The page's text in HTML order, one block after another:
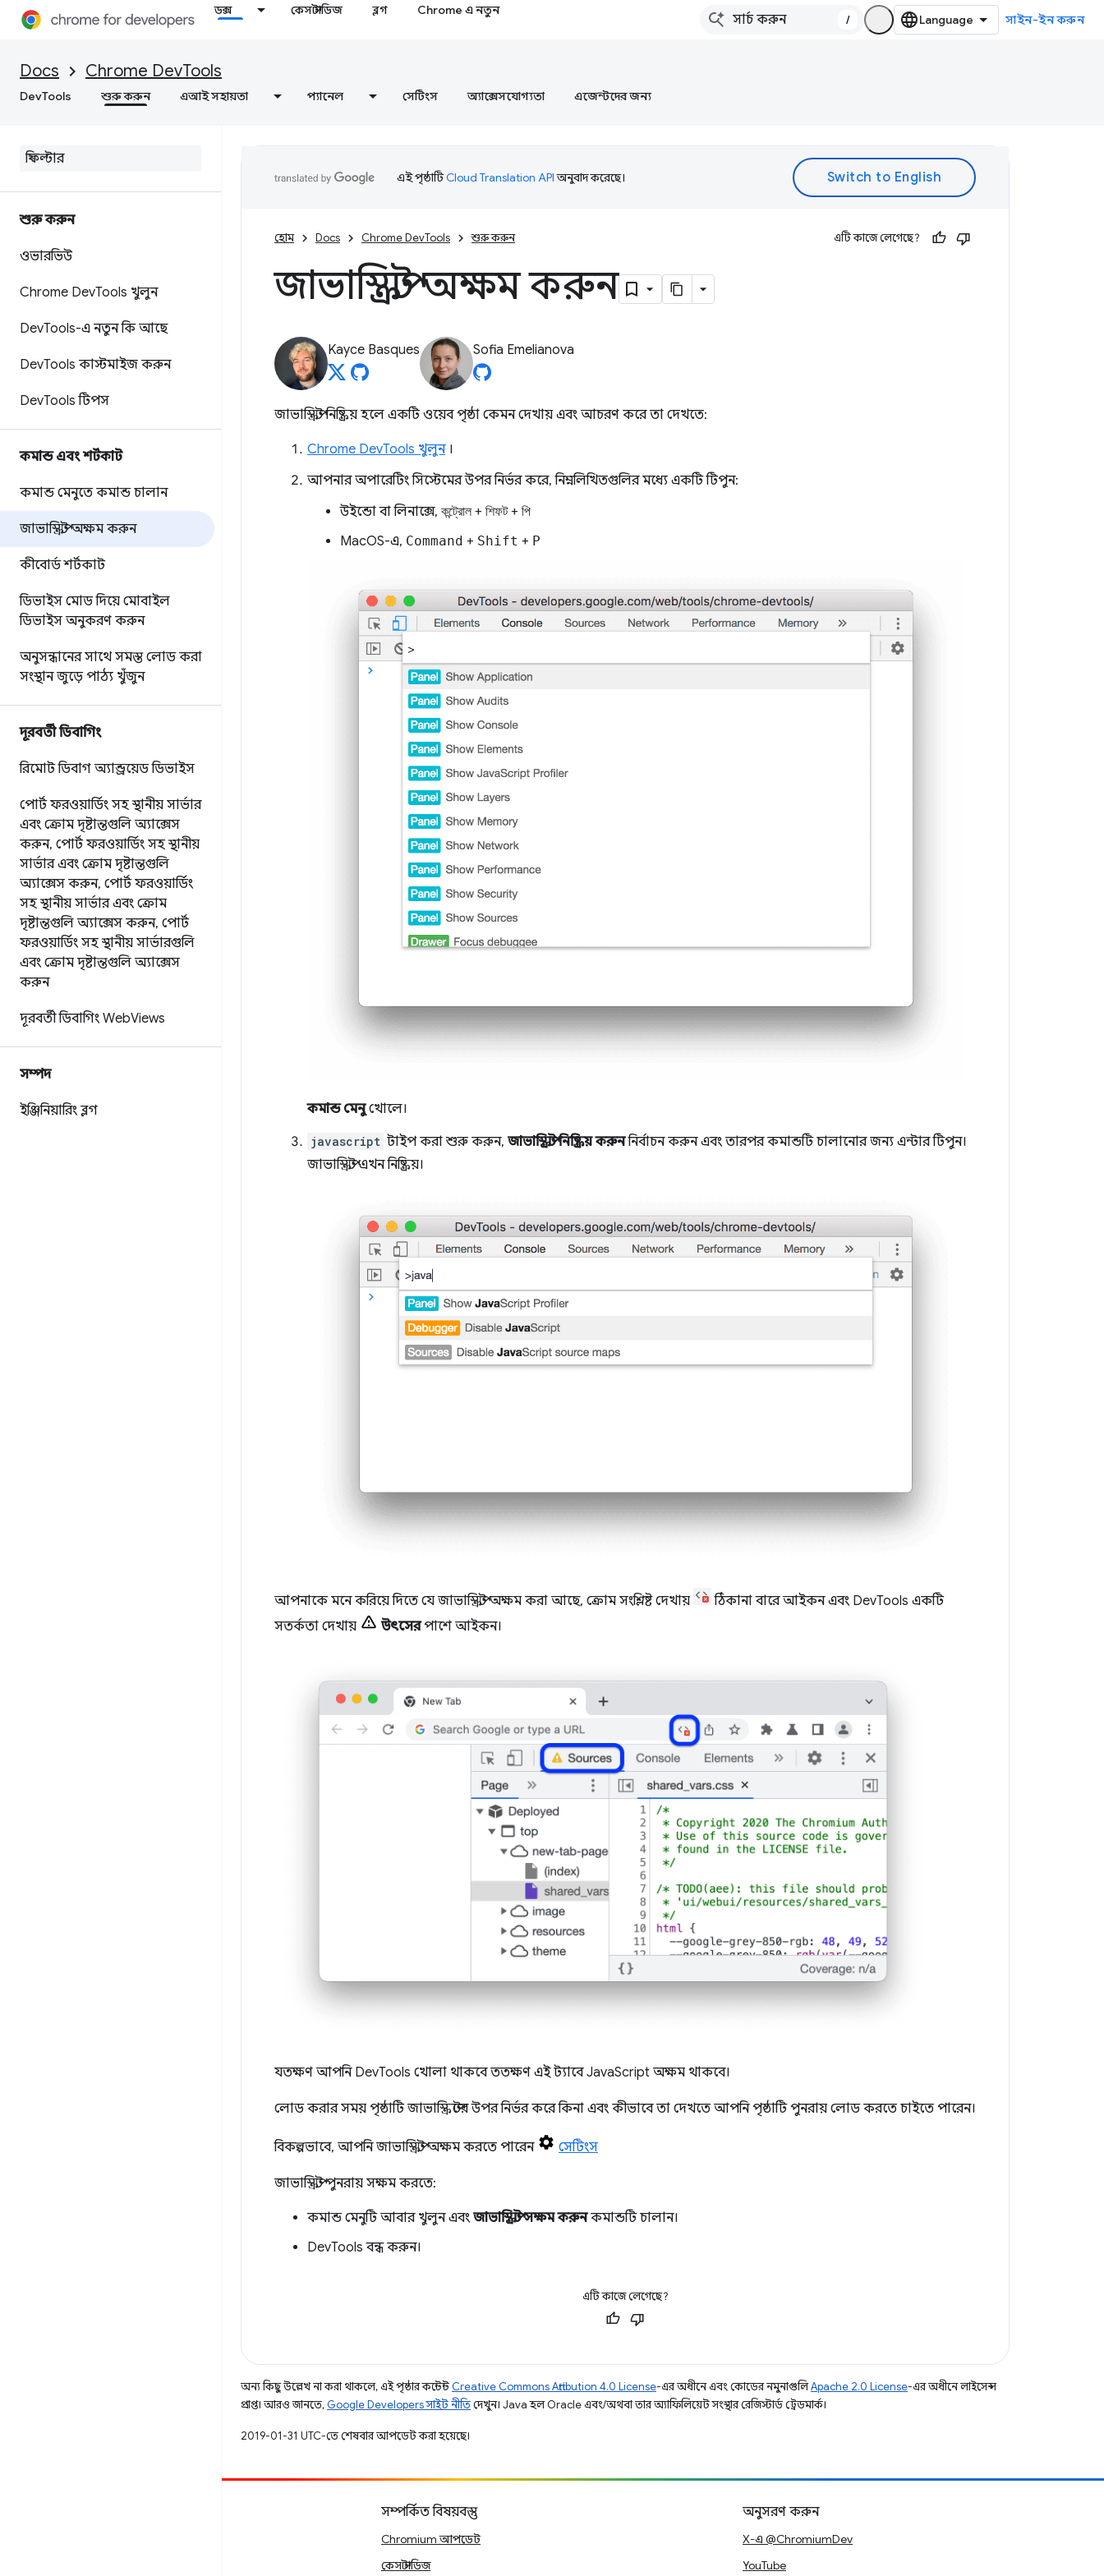
ডক্স কেস স্টাডিজ ব্লগ Chrome এ নতুন
/ সাইন-ইন করুন
Docs Chrome DevTools
DevTools শুরু করুন এআই সহায়তা প্যানেল সেটিংস অ্যাক্সেসযোগ্যতা এজেন্টদের জন্য
শুরু করুন
ওভারভিউ
Chrome DevTools খুলুন
DevTools-এ নতুন কি আছে
DevTools কাস্টমাইজ করুন
DevTools টিপস
কমান্ড এবং শর্টকাট
কমান্ড মেনুতে কমান্ড চালান
জাভাস্ক্রিপ্ট অক্ষম করুন
কীবোর্ড শর্টকাট
ডিভাইস মোড দিয়ে মোবাইল
ডিভাইস অনুকরণ করুন
অনুসন্ধানের সাথে সমস্ত লোড করা
সংস্থান জুড়ে পাঠ্য খুঁজুন
দূরবর্তী ডিবাগিং
রিমোট ডিবাগ অ্যান্ড্রয়েড ডিভাইস
পোর্ট ফরওয়ার্ডিং সহ স্থানীয় সার্ভার
এবং ক্রোম দৃষ্টান্তগুলি অ্যাক্সেস
করুন, পোর্ট ফরওয়ার্ডিং সহ স্থানীয়
সার্ভার এবং ক্রোম দৃষ্টান্তগুলি
অ্যাক্সেস করুন, পোর্ট ফরওয়ার্ডিং
সহ স্থানীয় সার্ভার এবং ক্রোম
দৃষ্টান্তগুলি অ্যাক্সেস করুন, পোর্ট
ফরওয়ার্ডিং সহ স্থানীয় সার্ভারগুলি
এবং ক্রোম দৃষ্টান্তগুলি অ্যাক্সেস
করুন
দূরবর্তী ডিবাগিং WebViews
সম্পদ
ইঞ্জিনিয়ারিং ব্লগ
এই পৃষ্ঠাটিCloud Translation APIঅনুবাদ করেছে।
হোম Docs Chrome DevTools শুরু করুন এটি কাজে লেগেছে?
জাভাস্ক্রিপ্ট অক্ষম করুন
Kayce Basques Sofia Emelianova
জাভাস্ক্রিপ্ট নিষ্ক্রিয় হলে একটি ওয়েব পৃষ্ঠা কেমন দেখায় এবং আচরণ করে তা দেখতে:
Chrome DevTools খুলুন।
আপনার অপারেটিং সিস্টেমের উপর নির্ভর করে, নিম্নলিখিতগুলির মধ্যে একটি টিপুন:
উইন্ডো বা লিনাক্সে, কন্ট্রোল + শিফট+ পি
MacOS-এ, Command + Shift + P
কমান্ড মেনুখোলে।
javascript টাইপ করা শুরু করুন, জাভাস্ক্রিপ্ট নিষ্ক্রিয় করুননির্বাচন করুন এবং তারপর কমান্ডটি চালানোর জন্য এন্টার টিপুন।
জাভাস্ক্রিপ্ট এখন নিষ্ক্রিয়।
আপনাকে মনে করিয়ে দিতে যে জাভাস্ক্রিপ্ট অক্ষম করা আছে, ক্রোম সংশ্লিষ্ট দেখায়
ঠিকানা বারে আইকন এবং DevTools একটি
সতর্কতা দেখায়
উৎসেরপাশে আইকন।
যতক্ষণ আপনি DevTools খোলা থাকবে ততক্ষণ এই ট্যাবে JavaScript অক্ষম থাকবে।
লোড করার সময় পৃষ্ঠাটি জাভাস্ক্রিপ্টের উপর নির্ভর করে কিনা এবং কীভাবে তা দেখতে আপনি পৃষ্ঠাটি পুনরায় লোড করতে চাইতে পারেন।
বিকল্পভাবে, আপনি জাভাস্ক্রিপ্ট অক্ষম করতে পারেন সেটিংস
জাভাস্ক্রিপ্ট পুনরায় সক্ষম করতে:
কমান্ড মেনুটি আবার খুলুন এবং জাভাস্ক্রিপ্ট সক্ষম করুনকমান্ডটি চালান।
DevTools বন্ধ করুন।
এটি কাজে লেগেছে?
অন্য কিছু উল্লেখ না করা থাকলে, এই পৃষ্ঠার কন্টেন্ট Creative Commons Attribution 4.0 License-এর অধীনে এবং কোডের নমুনাগুলিApache 2.0 License-এর অধীনে লাইসেন্স
প্রাপ্ত। আরও জানতে, Google Developers সাইট নীতিদেখুন। Java হল Oracle এবং/অথবা তার অ্যাফিলিয়েট সংস্থার রেজিস্টার্ড ট্রেডমার্ক।
2019-01-31 UTC-তে শেষবার আপডেট করা হয়েছে।
সম্পর্কিত বিষয়বস্তু
Chromium আপডেট
কেস স্টাডিজ
অনুসরণ করুন
X-এ @ChromiumDev
YouTube